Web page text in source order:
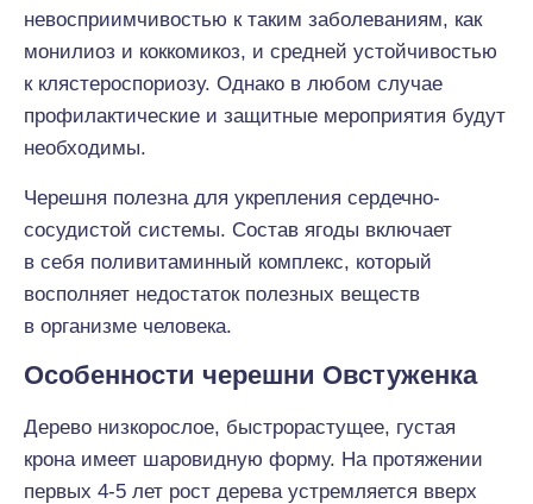
невосприимчивостью к таким заболеваниям, как
монилиоз и коккомикоз, и средней устойчивостью
к клястероспориозу. Однако в любом случае
профилактические и защитные мероприятия будут
необходимы.
Черешня полезна для укрепления сердечно-
сосудистой системы. Состав ягоды включает
в себя поливитаминный комплекс, который
восполняет недостаток полезных веществ
в организме человека.
Особенности черешни Овстуженка
Дерево низкорослое, быстрорастущее, густая
крона имеет шаровидную форму. На протяжении
первых 4-5 лет рост дерева устремляется вверх